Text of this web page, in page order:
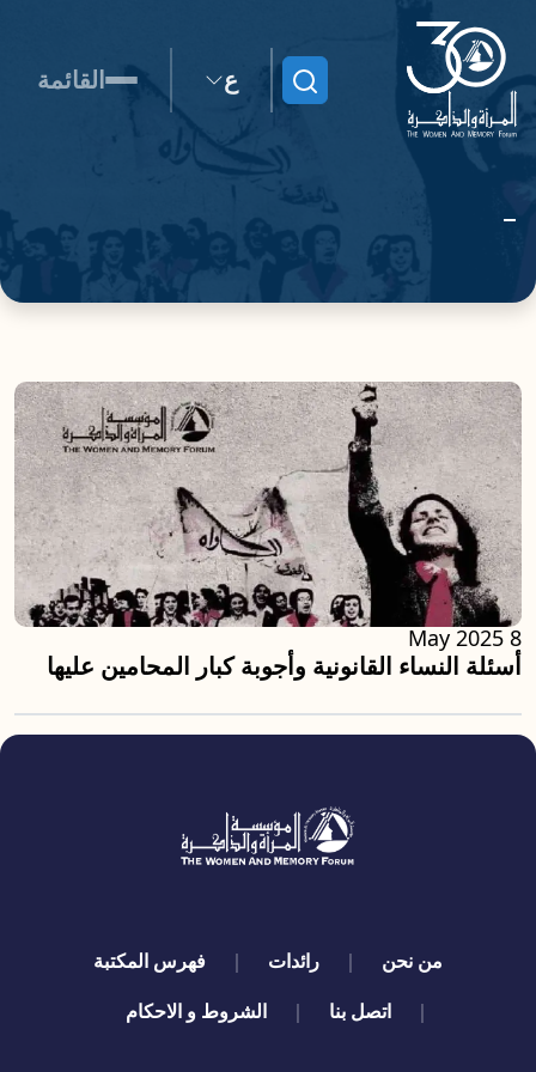
ابحث ع القائمة
أسئلة النساء القانونية وأجوبة كبار المحامين عليها
8 May 2025
quick links
من نحن رائدات
فهرس المكتبة
اتصل بنا
الشروط و الاحكام